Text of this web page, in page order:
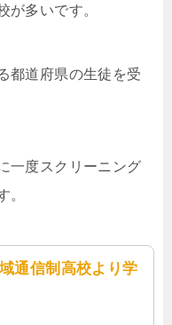
が多いです。
都道府県の生徒を受
一度スクリーニング
。
通信制高校より学